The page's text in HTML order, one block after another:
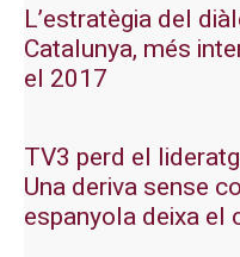
L’estratègia del
Catalunya, més
el 2017
TV3 perd el
Una deriva sense
espanyola deixa el